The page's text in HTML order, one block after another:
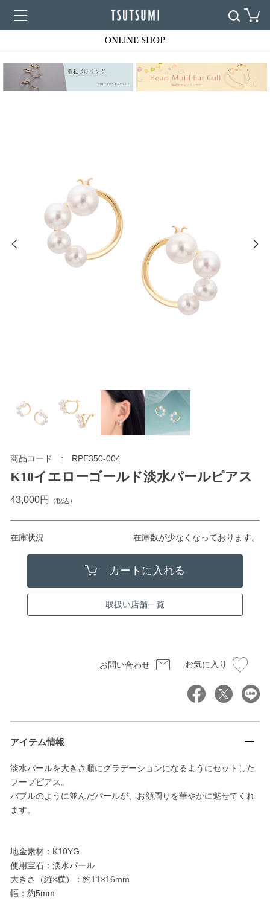
商品コード RPE350-004
K10イエローゴールド淡水パールピアス
43,000円 （税込）
在庫状況 在庫数が少なくなっております。
取扱い店舗一覧
お問い合わせ お気に入り
アイテム情報
淡水パールを大きさ順にグラデーションになるようにセットした
フープピアス。
バブルのように並んだパールが、お顔周りを華やかに魅せてくれ
ます。
地金素材：K10YG
使用宝石：淡水パール
大きさ（縦×横）：約11×16mm
幅：約5mm